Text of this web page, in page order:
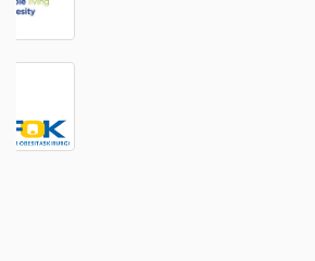
Anmäl dig till vårt nyhetsbrev - klicka här
Vår cookie och personuppgiftspolicy